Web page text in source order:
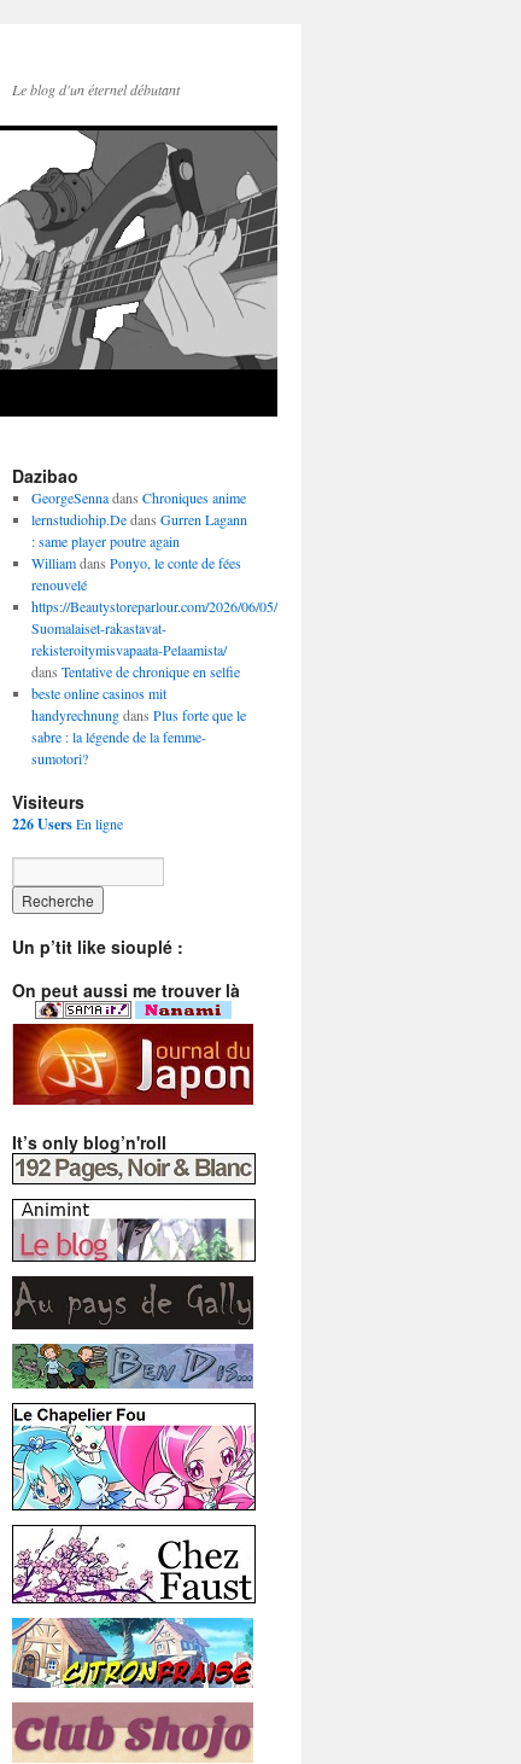
Le blog d'un éternel débutant
Dazibao
GeorgeSennadans Chroniques anime
lernstudiohip.Dedans Gurren Lagann
: same player poutre again
Williamdans Ponyo, le conte de fées
renouvelé
https://Beautystoreparlour.com/2026/06/05/miksi-
Suomalaiset-rakastavat-
rekisteroitymisvapaata-Pelaamista/
dans Tentative de chronique en selfie
beste online casinos mit
handyrechnungdans Plus forte que le
sabre : la légende de la femme-
sumotori?
Visiteurs
226 UsersEn ligne
Un p’tit like siouplé :
On peut aussi me trouver là
It’s only blog’n'roll